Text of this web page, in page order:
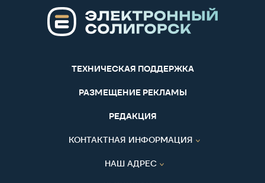
ТЕХНИЧЕСКАЯ ПОДДЕРЖКА
РАЗМЕЩЕНИЕ РЕКЛАМЫ
РЕДАКЦИЯ
КОНТАКТНАЯ ИНФОРМАЦИЯ
НАШ АДРЕС